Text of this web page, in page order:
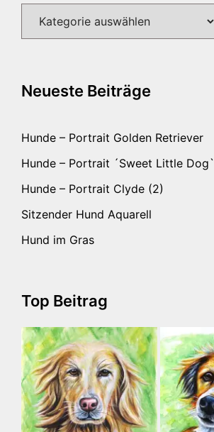
Neueste Beiträge
Hunde – Portrait Golden Retriever
Hunde – Portrait ´Sweet Little Dog`
Hunde – Portrait Clyde (2)
Sitzender Hund Aquarell
Hund im Gras
Top Beitrag